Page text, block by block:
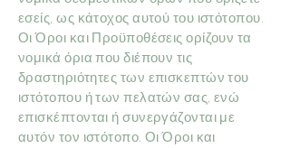
εσείς, ως κάτοχος αυτού του ιστότοπου.
Οι Όροι και Προϋποθέσεις ορίζουν τα
νομικά όρια που διέπουν τις
δραστηριότητες των επισκεπτών του
ιστότοπου ή των πελατών σας, ενώ
επισκέπτονται ή συνεργάζονται με
αυτόν τον ιστότοπο. Οι Όροι και